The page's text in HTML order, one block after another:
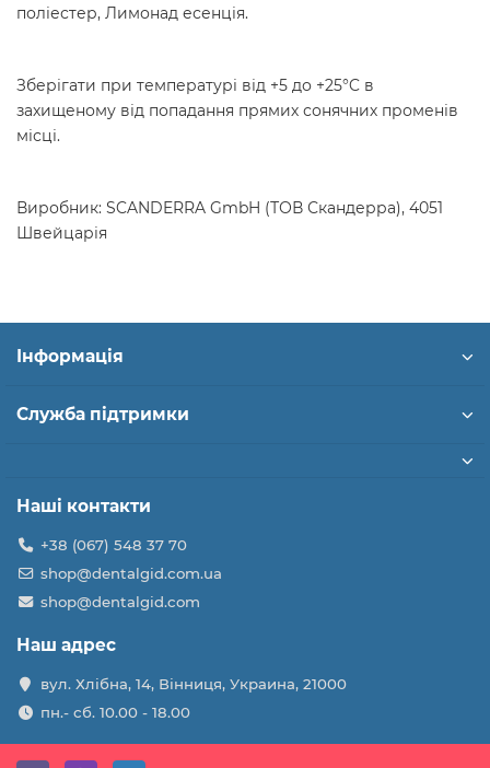
поліестер, Лимонад есенція.
Зберігати при температурі від +5 до +25°C в
захищеному від попадання прямих сонячних променів
місці.
Виробник: SCANDERRA GmbH (ТОВ Скандерра), 4051
Швейцарія
Інформація
Служба підтримки
Наші контакти
+38 (067) 548 37 70
shop@dentalgid.com.ua
shop@dentalgid.com
Наш адрес
вул. Хлібна, 14, Вінниця, Украина, 21000
пн.- сб. 10.00 - 18.00